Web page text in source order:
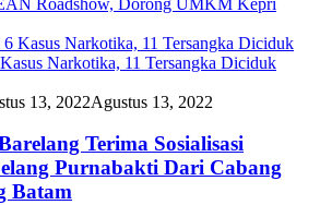
Narkotika, 11 Tersangka Diciduk
13, 2022Agustus 13, 2022
Terima Sosialisasi
Purnabakti Dari Cabang
Batam